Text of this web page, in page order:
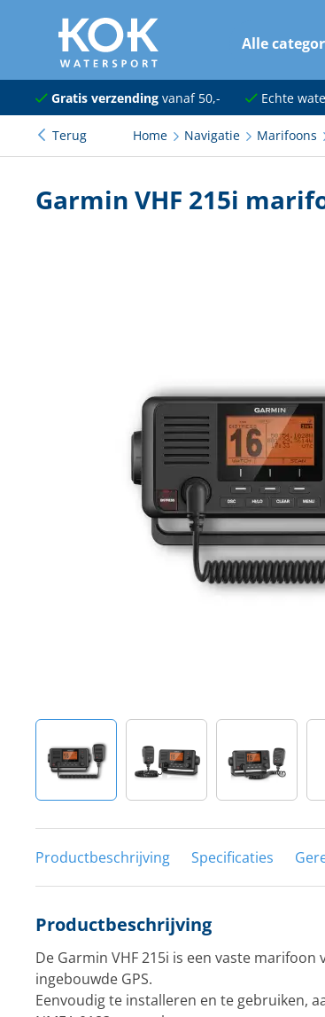
naar hoofdinhoud
Alle
Navigatie
Dekuitrusting
Techniek en motor
Tuigage en dekbeslag
Veiligheid
Boten, toebehoren en fun
Meubels en lifestyle
Gratis verzendingvanaf 50,- Echte
Terug Home Navigatie Marifoons
Garmin VHF 215i
Productbeschrijving Specificaties
Productbeschrijving
De Garmin VHF 215i is een vaste marifoon
ingebouwde GPS.
Eenvoudig te installeren en te gebruiken,